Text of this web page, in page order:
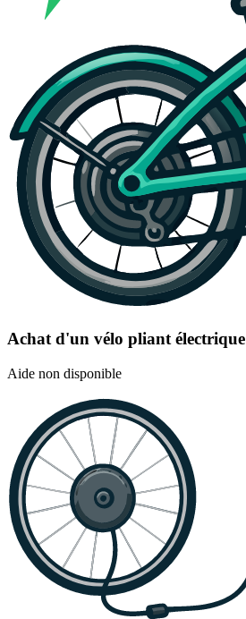
Achat d'un vélo pliant électrique
Aide non disponible